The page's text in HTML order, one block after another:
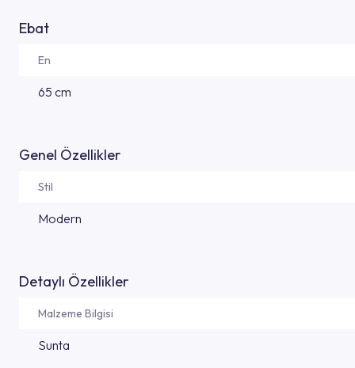
Ebat
En
65 cm
Genel Özellikler
Stil
Modern
Detaylı Özellikler
Malzeme Bilgisi
Sunta